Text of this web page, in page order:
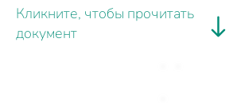
Кликните, чтобы прочитать
документ